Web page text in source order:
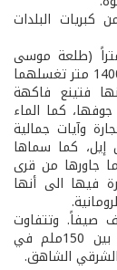
316.9 كلم2 تجعلها من كبريات البلدات
عرسال برأسها عالياً حتى ارتفاع 2620 متراً (طلعة موسى
جنوباً) ليتكلّل بالثلوج، وتمدّد قدميها على ارتفاع 1400 متر تغسلهما
فتينع فاكهة
كما الماء
وآيات جمالية
إيل، كما سماها
جاورها من قرى
فيها الى أنها
صيفاً. وتتفاوت
معدلات الأمطار على امتداد جغرافيتها فتراوح بين 150ملم في